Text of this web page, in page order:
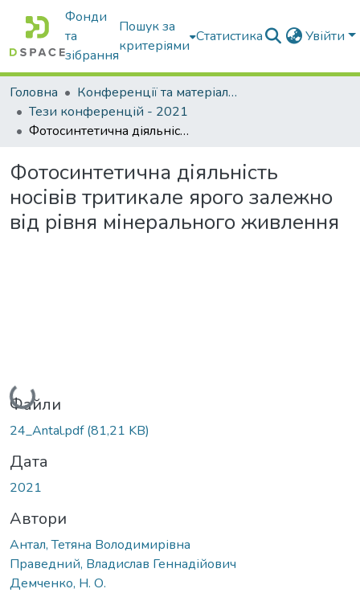
Фонди
та
зібрання
Пошук за
критеріями
Статистика Увійти
Головна
Конференції та матеріали конференцій
Тези конференцій - 2021
Фотосинтетична діяльність носівів тритикале ярого залежно від рівня мінерального живлення
Фотосинтетична діяльність
носівів тритикале ярого залежно
від рівня мінерального живлення
Вантажиться...
Файли
24_Antal.pdf(81,21 KB)
Дата
2021
Автори
Антал, Тетяна Володимирівна
Праведний, Владислав Геннадійович
Демченко, Н. О.